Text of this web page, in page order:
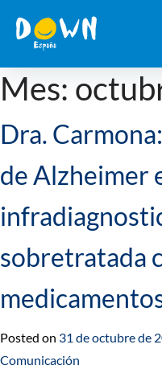
contenido
Mes:
Dra.
de Alzheimer
sobretratada
Posted on 31 de octubre de
Comunicación